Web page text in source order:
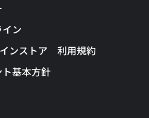
ン
ンストア 利用規約
基本方針